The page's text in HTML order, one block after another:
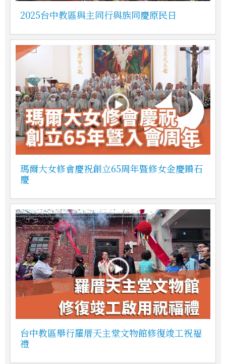
2025台中教區與主同行與族同慶原民日
瑪爾大女修會慶祝創立65周年暨修女金慶鑽石
慶
台中教區舉行羅厝天主堂文物館修復竣工祝福
禮